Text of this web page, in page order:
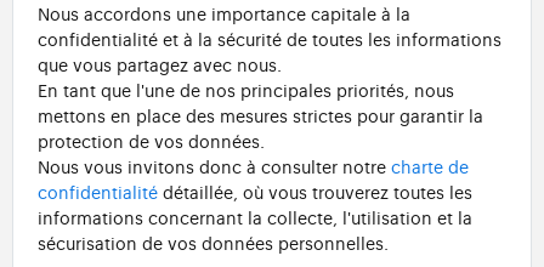
Nous accordons une importance capitale à la
confidentialité et à la sécurité de toutes les informations
que vous partagez avec nous.
En tant que l'une de nos principales priorités, nous
mettons en place des mesures strictes pour garantir la
protection de vos données.
Nous vous invitons donc à consulter notre charte de
confidentialité détaillée, où vous trouverez toutes les
informations concernant la collecte, l'utilisation et la
sécurisation de vos données personnelles.